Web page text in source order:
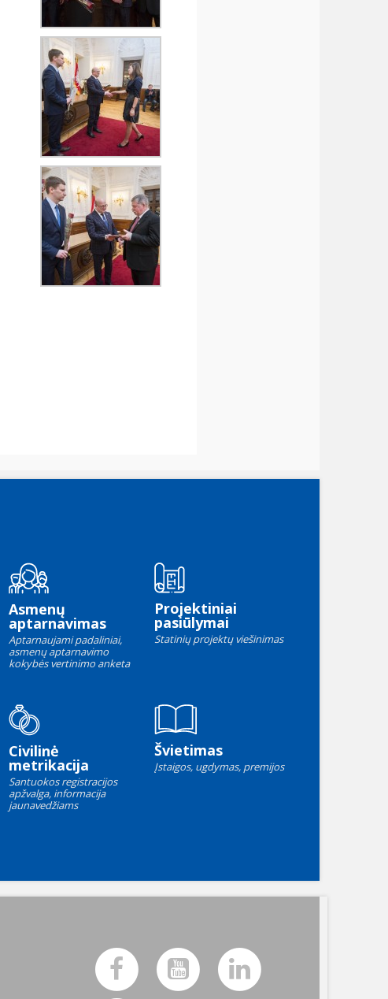
Asmenų
aptarnavimas
Aptarnaujami padaliniai,
asmenų aptarnavimo
kokybės vertinimo anketa
Projektiniai
pasiūlymai
Statinių projektų viešinimas
Civilinė
metrikacija
Santuokos registracijos
apžvalga, informacija
jaunavedžiams
Švietimas
Įstaigos, ugdymas, premijos